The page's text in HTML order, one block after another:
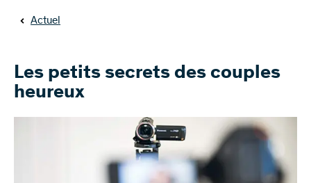
Actuel
Les petits secrets des couples
heureux